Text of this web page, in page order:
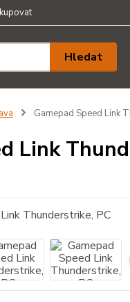
Hledat
Gamepad Speed Link
Link